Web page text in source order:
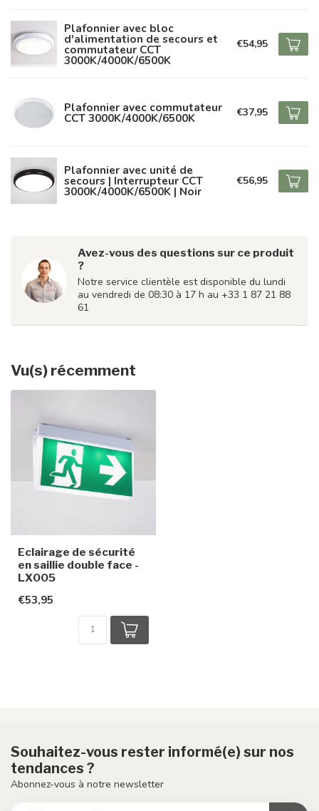
Plafonnier avec bloc
d'alimentation de secours et
commutateur CCT
3000K/4000K/6500K
€54,95
Plafonnier avec commutateur
CCT 3000K/4000K/6500K €37,95
Plafonnier avec unité de
secours | Interrupteur CCT
3000K/4000K/6500K | Noir
€56,95
Avez-vous des questions sur ce produit
?
Notre service clientèle est disponible du lundi
au vendredi de 08:30 à 17 h au +33 1 87 21 88
61
Vu(s) récemment
Eclairage de sécurité
en saillie double face -
LX005
€53,95
Souhaitez-vous rester informé(e) sur nos
tendances ?
Abonnez-vous à notre newsletter